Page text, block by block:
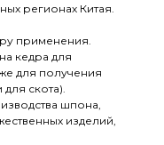
регионах Китая.
применения.
кедра для
для получения
скота).
шпона,
изделий,